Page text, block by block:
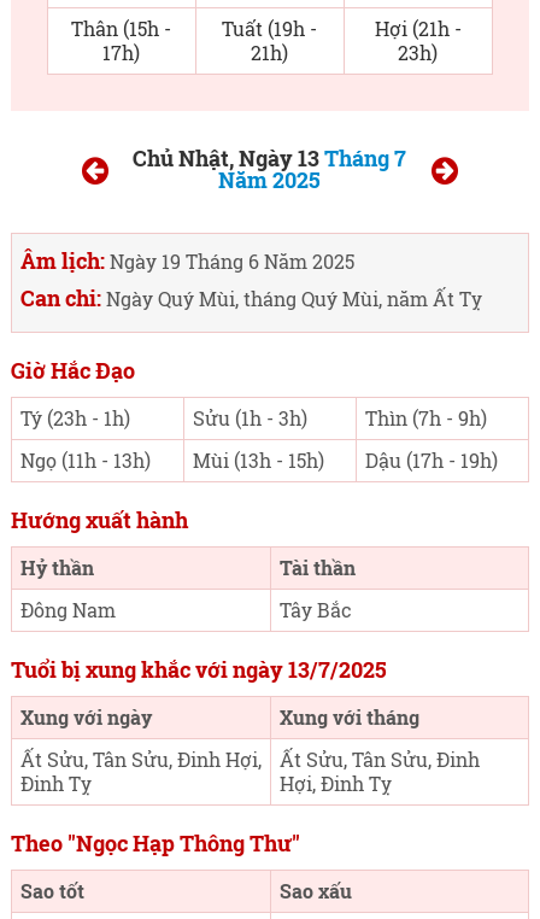
Thân (15h -
17h)
Tuất (19h -
21h)
Hợi (21h -
23h)
Chủ Nhật, Ngày 13Tháng 7
Năm 2025
Âm lịch:Ngày 19 Tháng 6 Năm 2025
Can chi:Ngày Quý Mùi, tháng Quý Mùi, năm Ất Tỵ
Giờ Hắc Đạo
Tý (23h - 1h) Sửu (1h - 3h)
Thìn (7h - 9h)
Ngọ (11h - 13h)
Mùi (13h - 15h) Dậu (17h - 19h)
Hướng xuất hành
Hỷ thần
Tài thần
Đông Nam
Tây Bắc
Tuổi bị xung khắc với ngày 13/7/2025
Xung với ngày
Xung với tháng
Ất Sửu, Tân Sửu, Đinh Hợi,
Đinh Tỵ
Ất Sửu, Tân Sửu, Đinh
Hợi, Đinh Tỵ
Theo "Ngọc Hạp Thông Thư"
Sao tốt
Sao xấu